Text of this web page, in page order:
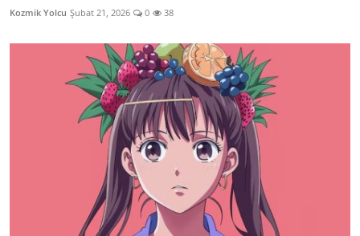
Kozmik Yolcu Şubat 21, 2026 0 38